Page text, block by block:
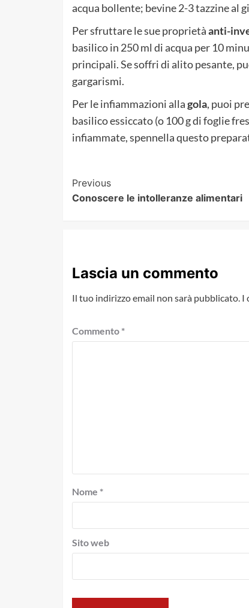
acqua bollente; bevine 2-3 tazzine al
Per sfruttare le sue proprietàanti-
basilico in 250 ml di acqua per 10
principali. Se soffri di alito pesante,
gargarismi.
Per le infiammazioni allagola, puoi
basilico essiccato (o 100 g di foglie
infiammate, spennella questo
Post
Navigation
Previous
Conoscere le intolleranze alimentari
Lascia un commento
Il tuo indirizzo email non sarà pubblicato. I
Commento *
Nome *
Sito web